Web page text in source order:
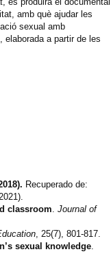
amb què ajudar les
sexual amb
a partir de les
Recuperado de:
classroom. Journal of
, 25(7), 801-817.
sexual knowledge.